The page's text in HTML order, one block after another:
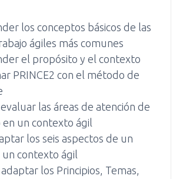
los conceptos básicos de las
ágiles más comunes
el propósito y el contexto
PRINCE2 con el método de
las áreas de atención de
un contexto ágil
los seis aspectos de un
contexto ágil
los Principios, Temas,